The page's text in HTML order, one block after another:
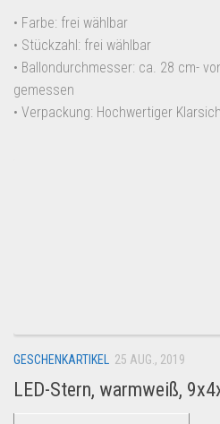
• Farbe: frei wählbar
• Stückzahl: frei wählbar
• Ballondurchmesser: ca. 28 cm-
gemessen
• Verpackung: Hochwertiger
GESCHENKARTIKEL 25 AUG., 2019
LED-Stern, warmweiß,